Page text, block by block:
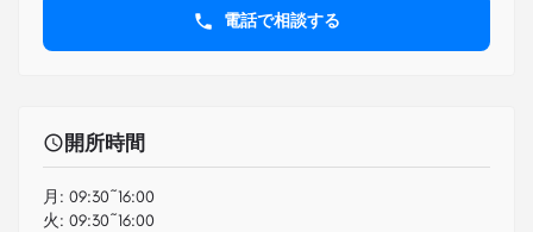
電話で相談する
開所時間
月: 09:30~16:00
火: 09:30~16:00